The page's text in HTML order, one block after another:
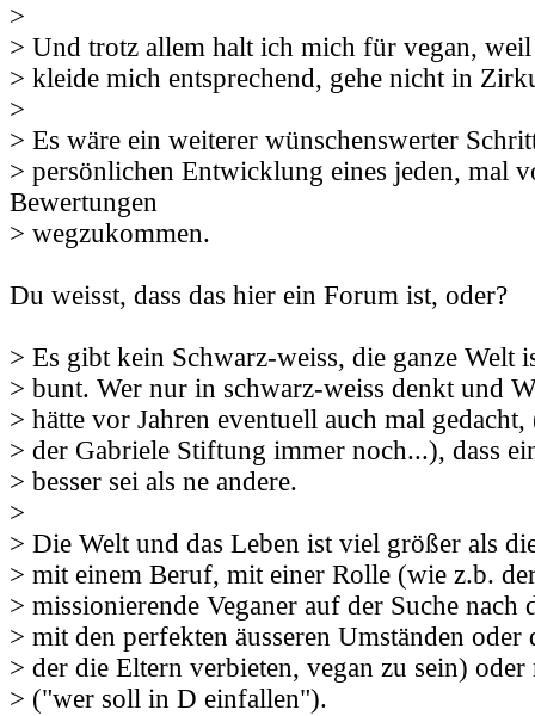
>
> Und trotz allem halt ich mich für vegan, weil
> kleide mich entsprechend, gehe nicht in
>
> Es wäre ein weiterer wünschenswerter
> persönlichen Entwicklung eines jeden, mal
Bewertungen
> wegzukommen.
Du weisst, dass das hier ein Forum ist, oder?
> Es gibt kein Schwarz-weiss, die ganze Welt
> bunt. Wer nur in schwarz-weiss denkt und
> hätte vor Jahren eventuell auch mal
> der Gabriele Stiftung immer noch...), dass
> besser sei als ne andere.
>
> Die Welt und das Leben ist viel größer als
> mit einem Beruf, mit einer Rolle (wie z.b.
> missionierende Veganer auf der Suche nach
> mit den perfekten äusseren Umständen oder
> der die Eltern verbieten, vegan zu sein)
> ("wer soll in D einfallen").